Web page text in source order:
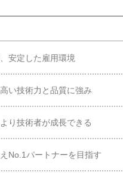
安定した雇用環境
い技術力と品質に強み
り技術者が成長できる
No.1パートナーを目指す